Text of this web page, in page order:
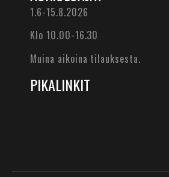
1.6-15.8.2026
Klo 10.00-16.30
Muina aikoina tilauksesta.
PIKALINKIT